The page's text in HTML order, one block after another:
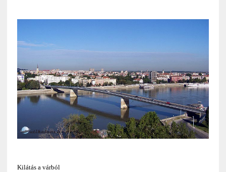
Kilátás a várból